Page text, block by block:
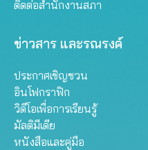
ติดต่อสำนักงานสภา
ข่าวสาร และรณรงค์
ประกาศเชิญชวน
อินโฟกราฟิก
วิดีโอเพื่อการเรียนรู้
มัลติมีเดีย
หนังสือและคู่มือ